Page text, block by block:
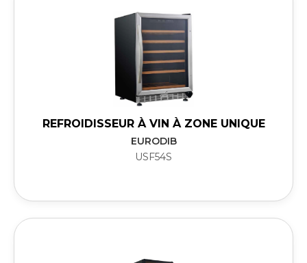
REFROIDISSEUR À VIN À ZONE UNIQUE
EURODIB
USF54S